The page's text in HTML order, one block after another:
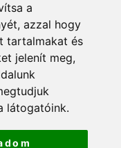
a
azzal hogy
tartalmakat és
jelenít meg,
látogatóink.
Egyedi esküvői
, egyedi
szalvétagyűrű
2890